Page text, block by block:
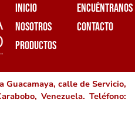
Inicio
Nosotros
Productos
Encuéntranos
Contacto
calle de Servicio,
Venezuela. Teléfono: